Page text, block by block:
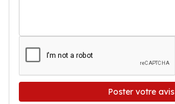
Poster votre avis